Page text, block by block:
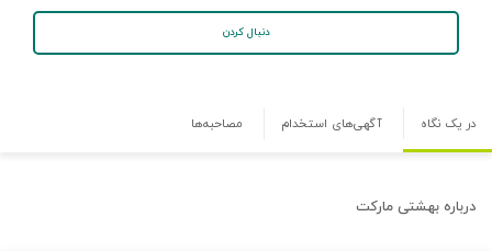
دنبال کردن
در یک نگاه آگهی‌های استخدام مصاحبه‌ها
درباره بهشتی مارکت